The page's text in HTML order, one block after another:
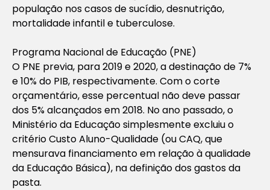
população nos casos de sucídio, desnutrição,
mortalidade infantil e tuberculose.
Programa Nacional de Educação (PNE)
O PNE previa, para 2019 e 2020, a destinação de 7%
e 10% do PIB, respectivamente. Com o corte
orçamentário, esse percentual não deve passar
dos 5% alcançados em 2018. No ano passado, o
Ministério da Educação simplesmente excluiu o
critério Custo Aluno-Qualidade (ou CAQ, que
mensurava financiamento em relação à qualidade
da Educação Básica), na definição dos gastos da
pasta.